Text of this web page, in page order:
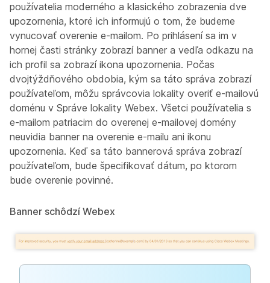
používatelia moderného a klasického zobrazenia dve
upozornenia, ktoré ich informujú o tom, že budeme
vynucovať overenie e-mailom. Po prihlásení sa im v
hornej časti stránky zobrazí banner a vedľa odkazu na
ich profil sa zobrazí ikona upozornenia. Počas
dvojtýždňového obdobia, kým sa táto správa zobrazí
používateľom, môžu správcovia lokality overiť e-mailovú
doménu v Správe lokality Webex. Všetci používatelia s
e-mailom patriacim do overenej e-mailovej domény
neuvidia banner na overenie e-mailu ani ikonu
upozornenia. Keď sa táto bannerová správa zobrazí
používateľom, bude špecifikovať dátum, po ktorom
bude overenie povinné.
Banner schôdzí Webex